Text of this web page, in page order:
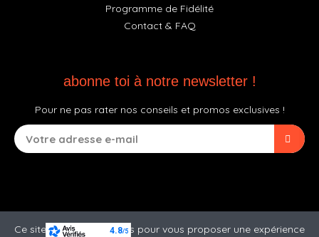
Programme de Fidélité
Contact & FAQ
abonne toi à notre newsletter !
Pour ne pas rater nos conseils et promos exclusives !
Ce site utilise des cookies pour vous proposer une expérience